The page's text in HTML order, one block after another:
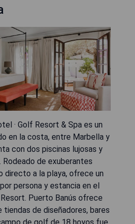
· Golf Resort & Spa es un
en la costa, entre Marbella y
con dos piscinas lujosas y
de exuberantes
directo a la playa, ofrece un
persona y estancia en el
Puerto Banús ofrece
tiendas de diseñadores, bares
de golf de 18 hoyos fue